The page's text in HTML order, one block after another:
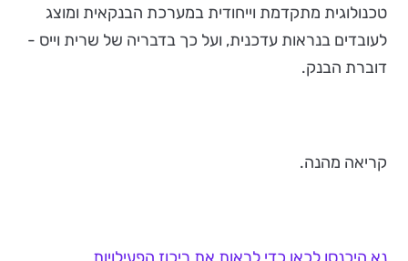
טכנולוגית מתקדמת וייחודית במערכת הבנקאית ומוצג
לעובדים בנראות עדכנית, ועל כך בדבריה של שרית וייס -
דוברת הבנק.
קריאה מהנה.